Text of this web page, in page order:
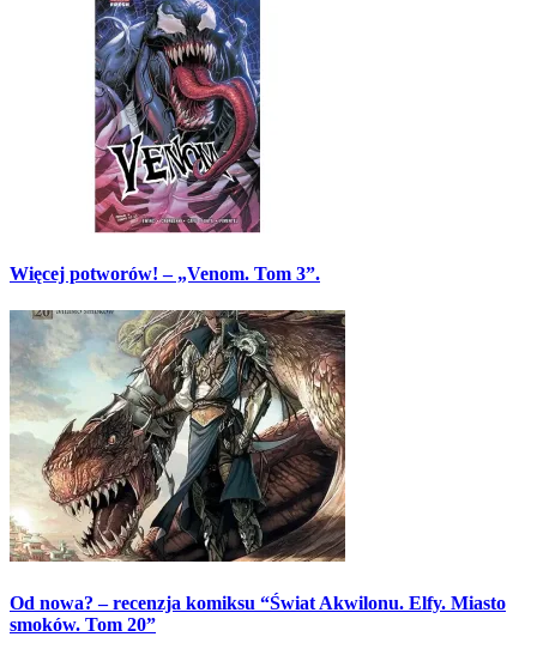
Więcej potworów! – „Venom. Tom 3”.
Od nowa? – recenzja komiksu “Świat Akwilonu. Elfy. Miasto
smoków. Tom 20”